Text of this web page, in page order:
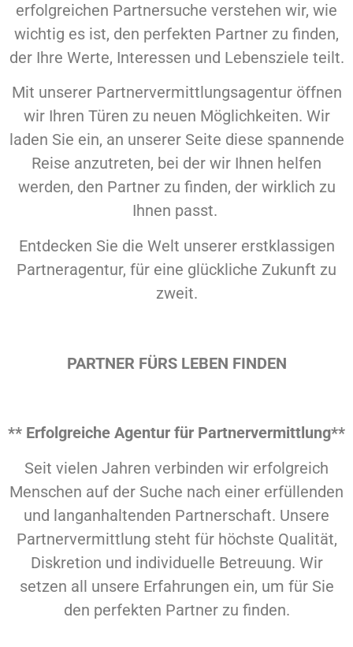
erfolgreichen Partnersuche verstehen wir, wie
wichtig es ist, den perfekten Partner zu finden,
der Ihre Werte, Interessen und Lebensziele teilt.
Mit unserer Partnervermittlungsagentur öffnen
wir Ihren Türen zu neuen Möglichkeiten. Wir
laden Sie ein, an unserer Seite diese spannende
Reise anzutreten, bei der wir Ihnen helfen
werden, den Partner zu finden, der wirklich zu
Ihnen passt.
Entdecken Sie die Welt unserer erstklassigen
Partneragentur, für eine glückliche Zukunft zu
zweit.
PARTNER FÜRS LEBEN FINDEN
** Erfolgreiche Agentur für Partnervermittlung**
Seit vielen Jahren verbinden wir erfolgreich
Menschen auf der Suche nach einer erfüllenden
und langanhaltenden Partnerschaft. Unsere
Partnervermittlung steht für höchste Qualität,
Diskretion und individuelle Betreuung. Wir
setzen all unsere Erfahrungen ein, um für Sie
den perfekten Partner zu finden.